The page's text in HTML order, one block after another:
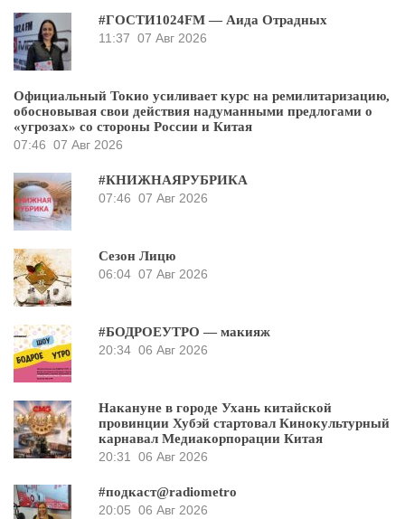
#ГОСТИ1024FM — Аида Отрадных
11:37 07 Авг 2026
Официальный Токио усиливает курс на ремилитаризацию,
обосновывая свои действия надуманными предлогами о
«угрозах» со стороны России и Китая
07:46 07 Авг 2026
#КНИЖНАЯРУБРИКА
07:46 07 Авг 2026
Сезон Лицю
06:04 07 Авг 2026
#БОДРОЕУТРО — макияж
20:34 06 Авг 2026
Накануне в городе Ухань китайской
провинции Хубэй стартовал Кинокультурный
карнавал Медиакорпорации Китая
20:31
06 Авг 2026
#подкаст@radiometro
20:05 06 Авг 2026